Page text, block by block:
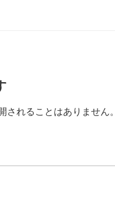
されることはありません。